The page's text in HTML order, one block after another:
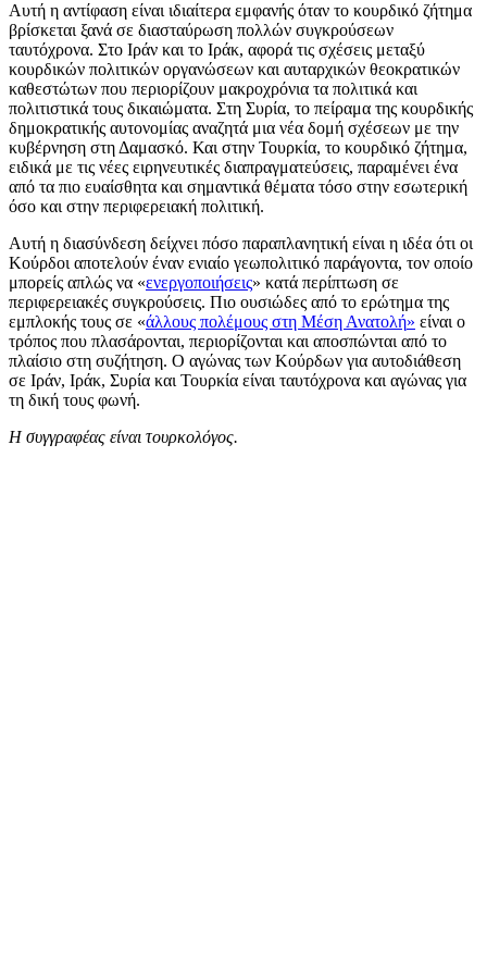
Αυτή η αντίφαση είναι ιδιαίτερα εμφανής όταν το κουρδικό ζήτημα
βρίσκεται ξανά σε διασταύρωση πολλών συγκρούσεων
ταυτόχρονα. Στο Ιράν και το Ιράκ, αφορά τις σχέσεις μεταξύ
κουρδικών πολιτικών οργανώσεων και αυταρχικών θεοκρατικών
καθεστώτων που περιορίζουν μακροχρόνια τα πολιτικά και
πολιτιστικά τους δικαιώματα. Στη Συρία, το πείραμα της κουρδικής
δημοκρατικής αυτονομίας αναζητά μια νέα δομή σχέσεων με την
κυβέρνηση στη Δαμασκό. Και στην Τουρκία, το κουρδικό ζήτημα,
ειδικά με τις νέες ειρηνευτικές διαπραγματεύσεις, παραμένει ένα
από τα πιο ευαίσθητα και σημαντικά θέματα τόσο στην εσωτερική
όσο και στην περιφερειακή πολιτική.
Αυτή η διασύνδεση δείχνει πόσο παραπλανητική είναι η ιδέα ότι οι
Κούρδοι αποτελούν έναν ενιαίο γεωπολιτικό παράγοντα, τον οποίο
μπορείς απλώς να «ενεργοποιήσεις» κατά περίπτωση σε
περιφερειακές συγκρούσεις. Πιο ουσιώδες από το ερώτημα της
εμπλοκής τους σε «άλλους πολέμους στη Μέση Ανατολή» είναι ο
τρόπος που πλασάρονται, περιορίζονται και αποσπώνται από το
πλαίσιο στη συζήτηση. Ο αγώνας των Κούρδων για αυτοδιάθεση
σε Ιράν, Ιράκ, Συρία και Τουρκία είναι ταυτόχρονα και αγώνας για
τη δική τους φωνή.
Η συγγραφέας είναι τουρκολόγος.